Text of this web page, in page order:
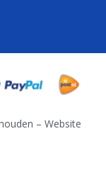
– Website